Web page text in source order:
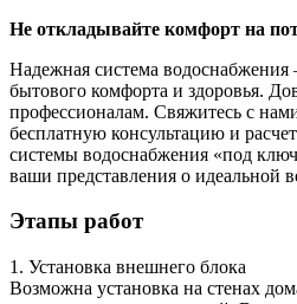
Не откладывайте комфорт на
Надежная система водоснабжения
бытового комфорта и здоровья.
профессионалам. Свяжитесь с
бесплатную консультацию и
системы водоснабжения «под
ваши представления о идеальной
Этапы работ
1. Установка внешнего блока
Возможна установка на стенах